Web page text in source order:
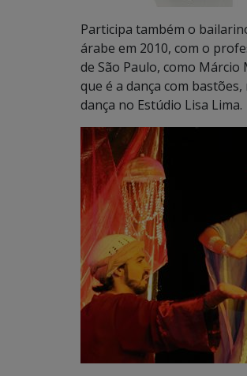
Participa também o
árabe em 2010, com o
de São Paulo, como
que é a dança com
dança no Estúdio Lisa Lima.